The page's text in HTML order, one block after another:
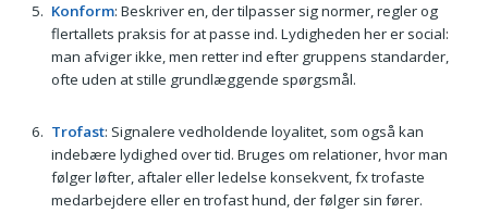
Konform: Beskriver en, der tilpasser sig normer, regler og
flertallets praksis for at passe ind. Lydigheden her er social:
man afviger ikke, men retter ind efter gruppens standarder,
ofte uden at stille grundlæggende spørgsmål.
Trofast: Signalere vedholdende loyalitet, som også kan
indebære lydighed over tid. Bruges om relationer, hvor man
følger løfter, aftaler eller ledelse konsekvent, fx trofaste
medarbejdere eller en trofast hund, der følger sin fører.